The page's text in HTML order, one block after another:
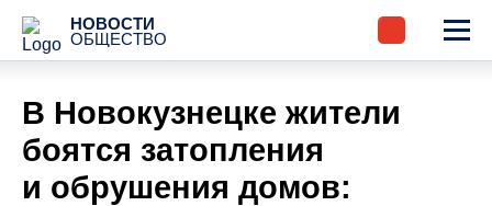
НОВОСТИ
ОБЩЕСТВО
В Новокузнецке жители
боятся затопления
и обрушения домов: